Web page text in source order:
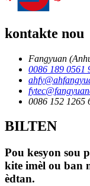
kontakte nou
Fangyuan
0086 189 0561
0086 152 1265
BILTEN
Pou kesyon sou
kite imèl ou ban
èdtan.